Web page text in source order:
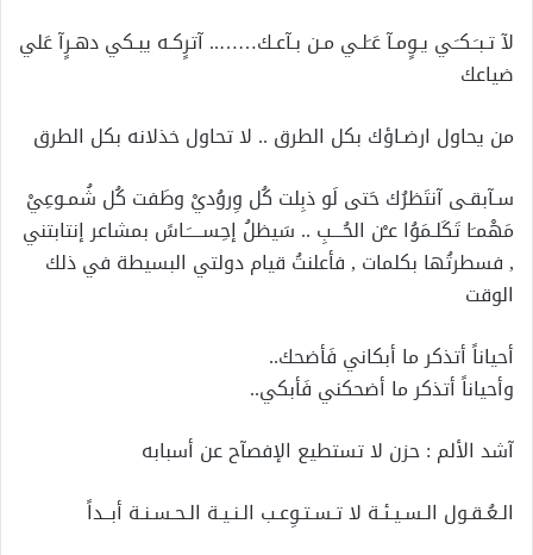
لآ تـبـَـكـَـي يـوٍمـآ عَـَلـي مـن بـآعـك…….. آترٍكـه يبـكي دهـرٍآ عَلي
ضياعك
من يحاول ارضـاؤك بكل الطرق .. لا تحاول خذلانه بكل الطرق
سـآبقـى آنتَظرُك حَتى لَو ذبِلت كُل وِروُديْ وطَفت كُل شُمـوعِيْ
مَهْمـَا تَكَلـمَوُا عـْن الحُـــبِ .. سَيظلُ إحِســــَـاسً بمشاعر إنتابتني
, فسطرتُها بكلمات , فأعلنتُ قيام دولتي البسيطة في ذلك
الوقت
أحياناً أتذكر ما أبكاني فَأضحك..
وأحياناً أتذكر ما أضحكني فَأبكي..
آشد الألم : حزن لا تستطيع الإفصآح عن أسبابه
الـعُـقـول الـسـيـئـة لا تـسـتـوِعـب الـنـيـة الـحـسـنـة أبــداً